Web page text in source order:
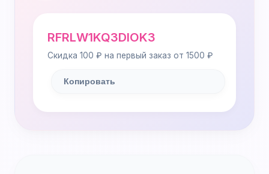
RFRLW1KQ3DIOK3
Скидка 100 ₽ на первый заказ от 1500 ₽
Копировать